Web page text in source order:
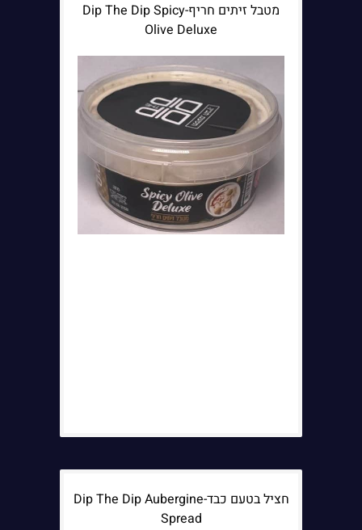
מטבל זיתים חריף-Dip The Dip Spicy
Olive Deluxe
חציל בטעם כבד-Dip The Dip Aubergine
Spread